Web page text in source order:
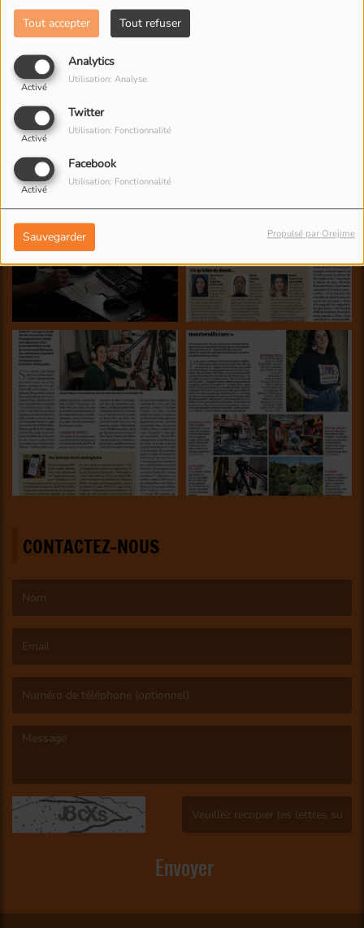
Tout accepter Tout refuser
Analytics
Activé
Utilisation: Analyse
Twitter
Activé
Utilisation: Fonctionnalité
Facebook
Activé
Utilisation: Fonctionnalité
Sauvegarder Propulsé par Orejime
NOS PHOTOS
CONTACTEZ-NOUS
Envoyer